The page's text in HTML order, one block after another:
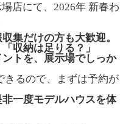
集だけの方も大歓迎。
収納は足りる？」
トを、展示場でしっか
きるので、まずは予約が
一度モデルハウスを体